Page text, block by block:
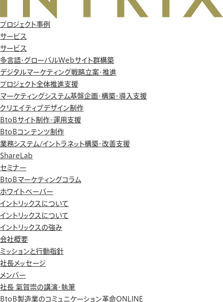
プロジェクト事例
サービス
サービス
多言語・グローバルWebサイト群構築
デジタルマーケティング戦略立案・推進
プロジェクト全体推進支援
マーケティングシステム基盤企画・構築・導入支援
クリエイティブデザイン制作
BtoBサイト制作・運用支援
BtoBコンテンツ制作
業務システム/イントラネット構築・改善支援
ShareLab
セミナー
BtoBマーケティングコラム
ホワイトペーパー
イントリックスについて
イントリックスについて
イントリックスの強み
会社概要
ミッションと行動指針
社長メッセージ
メンバー
社長 氣賀崇の講演・執筆
BtoB製造業のコミュニケーション革命ONLINE